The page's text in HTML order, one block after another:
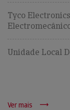
Tyco
Unidade Local
Ver mais